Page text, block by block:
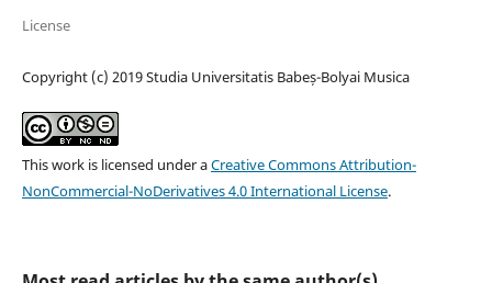
License
Copyright (c) 2019 Studia Universitatis Babeș-Bolyai Musica
This work is licensed under aCreative Commons Attribution-
NonCommercial-NoDerivatives 4.0 International License.